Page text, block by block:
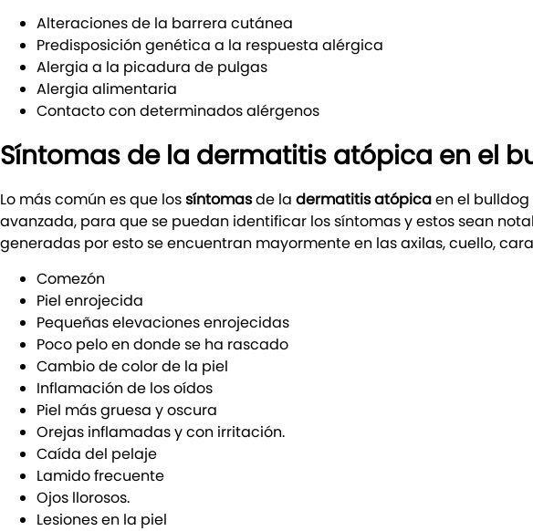
Alteraciones de la barrera cutánea
Predisposición genética a la respuesta alérgica
Alergia a la picadura de pulgas
Alergia alimentaria
Contacto con determinados alérgenos
Síntomas de la dermatitis atópica en el
Lo más común es que lossíntomasde la dermatitis atópicaen el
avanzada, para que se puedan identificar los síntomas y estos sean
generadas por esto se encuentran mayormente en las axilas, cuello,
Comezón
Piel enrojecida
Pequeñas elevaciones enrojecidas
Poco pelo en donde se ha rascado
Cambio de color de la piel
Inflamación de los oídos
Piel más gruesa y oscura
Orejas inflamadas y con irritación.
Caída del pelaje
Lamido frecuente
Ojos llorosos.
Lesiones en la piel